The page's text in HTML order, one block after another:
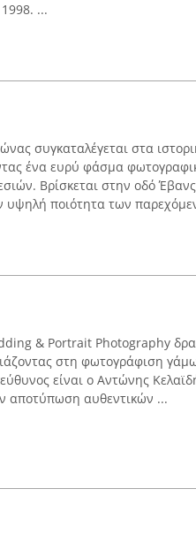
...
συγκαταλέγεται στα
ένα ευρύ φάσμα
Βρίσκεται στην οδό Έβανς
υψηλή ποιότητα των
& Portrait Photography
στη φωτογράφιση
είναι ο Αντώνης
αποτύπωση αυθεντικών ...